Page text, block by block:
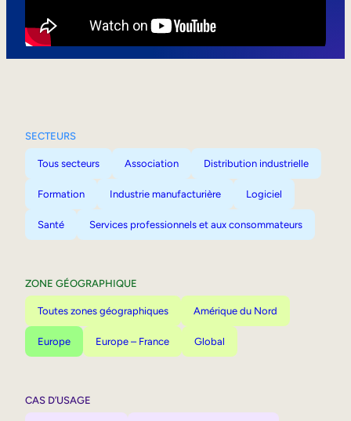
SECTEURS
Tous secteurs Association Distribution industrielle
Formation Industrie manufacturière Logiciel
Santé Services professionnels et aux consommateurs
ZONE GÉOGRAPHIQUE
Toutes zones géographiques Amérique du Nord
Europe Europe – France Global
CAS D’USAGE